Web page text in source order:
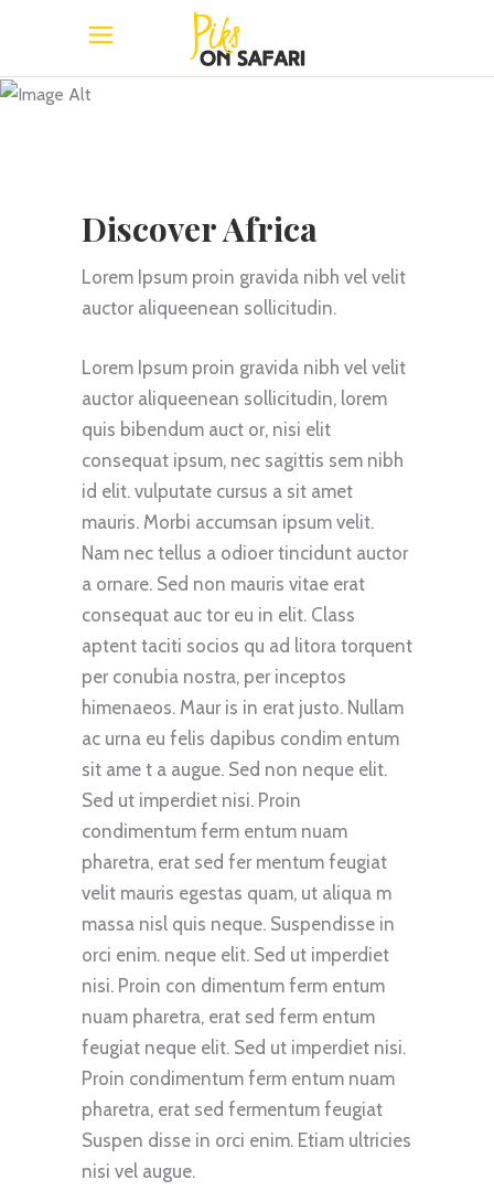
Africa
Discover Africa
Lorem Ipsum proin gravida nibh vel velit
auctor aliqueenean sollicitudin.
Lorem Ipsum proin gravida nibh vel velit
auctor aliqueenean sollicitudin, lorem
quis bibendum auct or, nisi elit
consequat ipsum, nec sagittis sem nibh
id elit. vulputate cursus a sit amet
mauris. Morbi accumsan ipsum velit.
Nam nec tellus a odioer tincidunt auctor
a ornare. Sed non mauris vitae erat
consequat auc tor eu in elit. Class
aptent taciti socios qu ad litora torquent
per conubia nostra, per inceptos
himenaeos. Maur is in erat justo. Nullam
ac urna eu felis dapibus condim entum
sit ame t a augue. Sed non neque elit.
Sed ut imperdiet nisi. Proin
condimentum ferm entum nuam
pharetra, erat sed fer mentum feugiat
velit mauris egestas quam, ut aliqua m
massa nisl quis neque. Suspendisse in
orci enim. neque elit. Sed ut imperdiet
nisi. Proin con dimentum ferm entum
nuam pharetra, erat sed ferm entum
feugiat neque elit. Sed ut imperdiet nisi.
Proin condimentum ferm entum nuam
pharetra, erat sed fermentum feugiat
Suspen disse in orci enim. Etiam ultricies
nisi vel augue.